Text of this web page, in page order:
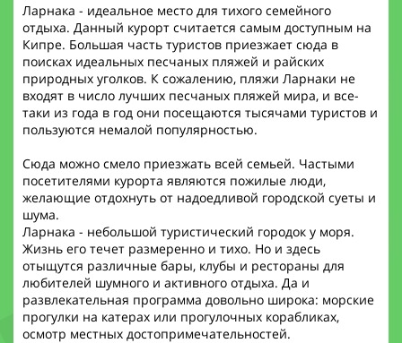
Ларнака - идеальное место для тихого семейного
отдыха. Данный курорт считается самым доступным на
Кипре. Большая часть туристов приезжает сюда в
поисках идеальных песчаных пляжей и райских
природных уголков. К сожалению, пляжи Ларнаки не
входят в число лучших песчаных пляжей мира, и все-
таки из года в год они посещаются тысячами туристов и
пользуются немалой популярностью.
Сюда можно смело приезжать всей семьей. Частыми
посетителями курорта являются пожилые люди,
желающие отдохнуть от надоедливой городской суеты и
шума.
Ларнака - небольшой туристический городок у моря.
Жизнь его течет размеренно и тихо. Но и здесь
отыщутся различные бары, клубы и рестораны для
любителей шумного и активного отдыха. Да и
развлекательная программа довольно широка: морские
прогулки на катерах или прогулочных корабликах,
осмотр местных достопримечательностей.